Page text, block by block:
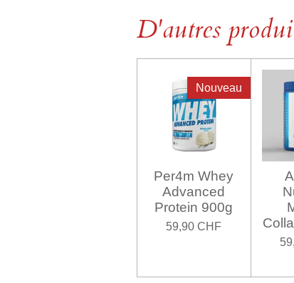
D'autres
Nouveau
Per4m Whey
Advanced
Protein 900g
59,90 CHF